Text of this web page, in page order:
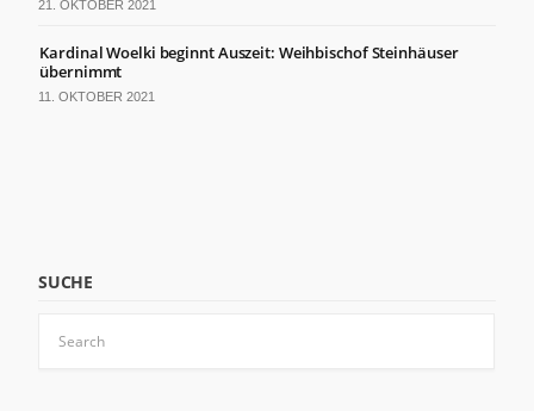
21. OKTOBER 2021
Kardinal Woelki beginnt Auszeit: Weihbischof Steinhäuser
übernimmt
11. OKTOBER 2021
SUCHE